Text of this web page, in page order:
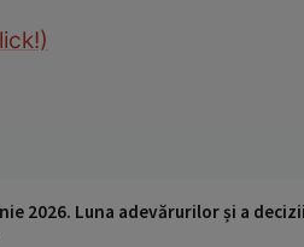
2026. Luna adevărurilor și a